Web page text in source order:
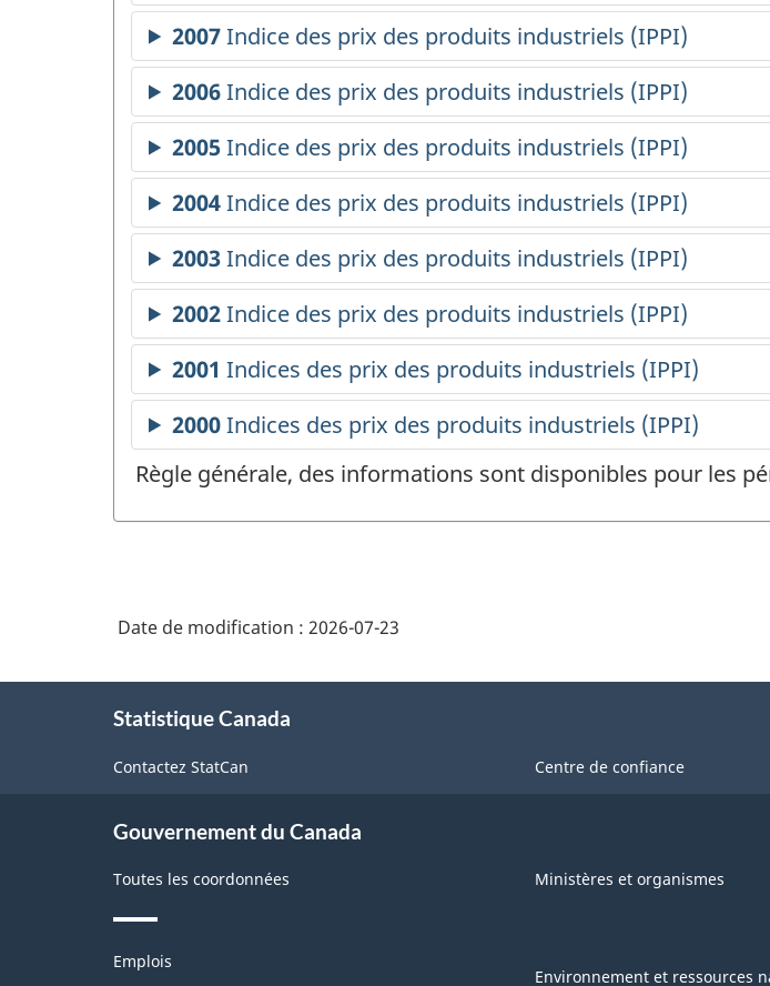
Règle générale, des informations sont disponibles pour les
Date de modification : 2026-07-23
Statistique Canada
Contactez StatCan Centre de confiance
Gouvernement du Canada
Toutes les coordonnées Ministères et organismes
Thèmes
Emplois
Environnement et ressources